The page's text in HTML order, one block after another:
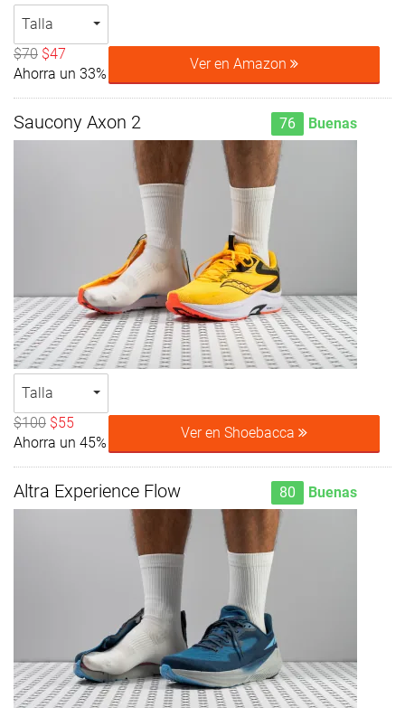
Talla
$70 $47
Ahorra un 33%
Ver en Amazon
Saucony Axon 2 76 Buenas
Talla
$100 $55
Ahorra un 45%
Ver en Shoebacca
Altra Experience Flow 80 Buenas